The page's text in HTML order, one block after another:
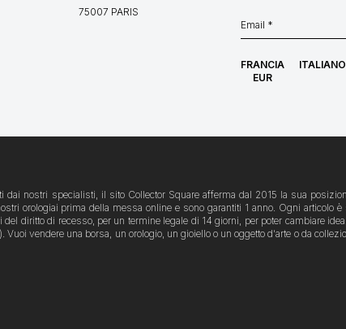
75007 PARIS
FRANCIA
ITALIANO
EUR
nostri specialisti, il sito Collector Square afferma dal 2015 la sua
orologiai prima della messa online e sono garantiti 1 anno. Ogni articolo
diritto di recesso, per un termine legale di 14 giorni, per poter cambiare
vendere una borsa, un orologio, un gioiello o un oggetto d'arte o da